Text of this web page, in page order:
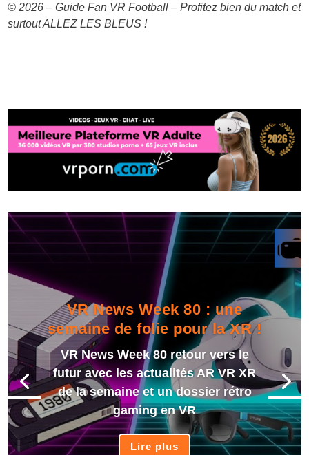
© 2026 – Guide Fan VR Football – Profitez bien du match et
surtout ALLEZ LES BLEUS !
VR News Week 80 : une
semaine de folie pour la XR !
VR News Week 80 retour vers le
futur avec les actualités AR VR XR
de la semaine et un dossier rétro
gaming en VR
Lire plus